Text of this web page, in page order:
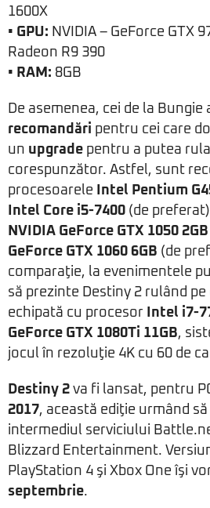
1600X
• GPU: NVIDIA – GeForce GTX
Radeon R9 390
• RAM: 8GB
De asemenea, cei de la
recomandări pentru cei care
un upgrade pentru a putea
corespunzător. Astfel, sunt
procesoarele
Intel Pentium
Intel Core i5-7400 (de
NVIDIA GeForce GTX 1050 2GB
GeForce GTX 1060 6GB (de
comparaţie, la evenimentele
să prezinte Destiny 2 rulând
echipată cu procesor
Intel i7-
GeForce GTX 1080Ti 11GB,
jocul în rezoluţie 4K cu 60 de
Destiny 2 va fi lansat, pentru
2017, această ediţie urmând
intermediul serviciului
Blizzard Entertainment.
PlayStation 4 şi Xbox One îşi
septembrie.